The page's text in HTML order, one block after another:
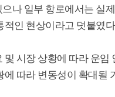
나 일부 항로에서는 실
적인 현상이라고 덧붙였
시장 상황에 따라 운임
따라 변동성이 확대될